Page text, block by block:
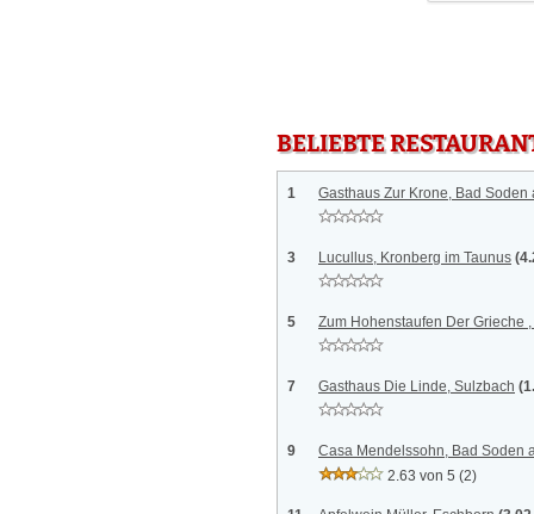
BELIEBTE
1 Gasthaus Zur Krone, Bad Soden
3 Lucullus, Kronberg im Taunus
5 Zum Hohenstaufen Der Grieche
7 Gasthaus Die Linde, Sulzbach
9
Casa Mendelssohn, Bad Soden
2.63 von 5 (2)